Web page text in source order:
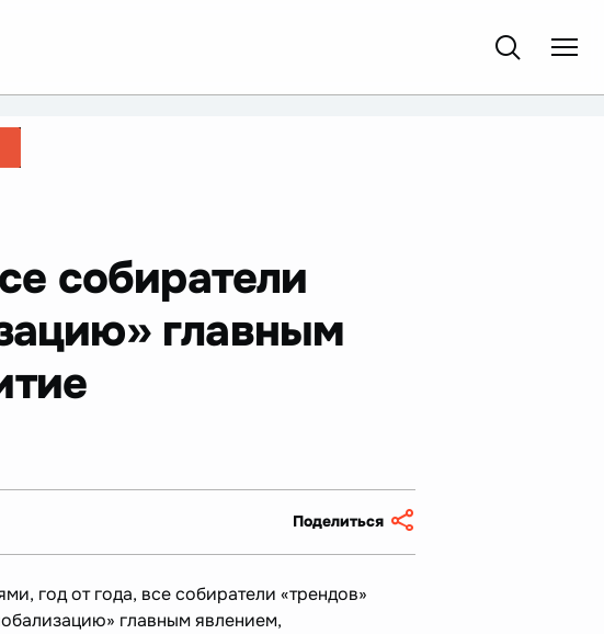
собиратели
главным
Поделиться
год от года, все собиратели «трендов»
главным явлением,